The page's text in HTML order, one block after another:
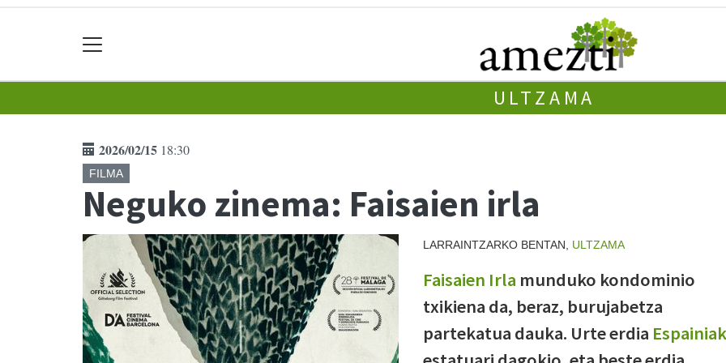
ULTZAMA
2026/02/15 18:30
FILMA
Neguko zinema: Faisaien irla
LARRAINTZARKO BENTAN, ULTZAMA
Faisaien Irla munduko kondominio
txikiena da, beraz, burujabetza
partekatua dauka. Urte erdia